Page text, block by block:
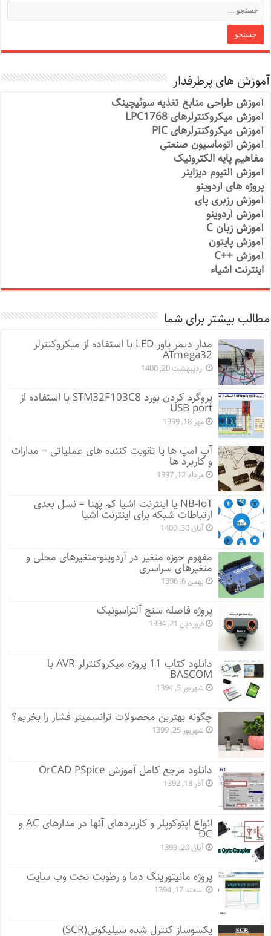
آموزش های پرطرفدار
آموزش طراحی منابع تغذیه سوئیچینگ
آموزش میکروکنترلرهای LPC1768
آموزش میکروکنترلرهای PIC
آموزش اتوماسیون صنعتی
مفاهیم پایه الکترونیک
آموزش آلتیوم دیزاینر
پروژه های آردوینو
آموزش رزبری پای
آموزش آردوینو
آموزش زبان C
آموزش پایتون
آموزش ++C
اینترنت اشیاء
مطالب بیشتر برای شما
مدار دیمر پاور LED با استفاده از میکروکنترلر
ATmega32
اردیبهشت 20, 1400
پروگرم کردن بورد STM32F103C8 با استفاده از
USB port
مهر 18, 1399
آپ امپ ها یا تقویت کننده های عملیاتی – مدارات
و کاربرد ها
مرداد 12, 1397
NB-IoT یا اینترنت اشیا کم پهنا – نسل بعدی
ارتباطات شبکه برای اینترنت اشیا
آبان 30, 1400
مفهوم حوزه متغیر در آردوینو-متغیرهای محلی و
متغیرهای سراسری
بهمن 6, 1396
پروژه فاصله سنج آلتراسونیک
فروردین 21, 1394
دانلود کتاب 11 پروژه میکروکنترلر AVR با
BASCOM
شهریور 5, 1394
چگونه بهترین محصولات ترانسمیتر فشار را بخریم؟
شهریور 25, 1399
دانلود مرجع کامل آموزش OrCAD PSpice
آذر 18, 1392
انواع اپتوکوپلر و کاربردهای آنها در مدارهای AC و
DC
آبان 20, 1399
پروژه مانيتورينگ دما و رطوبت تحت وب سایت
اسفند 17, 1394
یکسوساز کنترل شده سیلیکونی(SCR)